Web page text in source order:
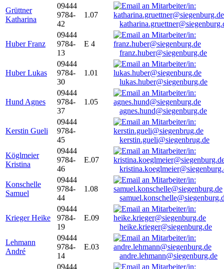
Grüttner
Katharina
09444
9784-
42
1.07
Huber Franz
09444
9784-
13
E 4
franz.huber@siegenburg.de
Huber Lukas
09444
9784-
30
1.01
lukas.huber@siegenburg.de
Hund Agnes
09444
9784-
37
1.05
agnes.hund@siegenburg.de
Kerstin Gueli
09444
9784-
45
kerstin.gueli@siegenbrug.de
Köglmeier
Kristina
09444
9784-
46
E.07
Konschelle
Samuel
09444
9784-
44
1.08
Krieger Heike
09444
9784-
19
E.09
heike.krieger@siegenburg.de
Lehmann
André
09444
9784-
14
E.03
andre.lehmann@siegenburg.de
09444